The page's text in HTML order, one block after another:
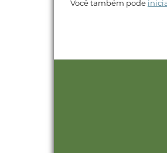
Você também pode